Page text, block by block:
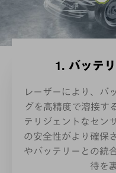
1. バッテ
レーザーにより、バ
グを高精度で溶接す
テリジェントなセン
の安全性がより確保
やバッテリーとの統
待を